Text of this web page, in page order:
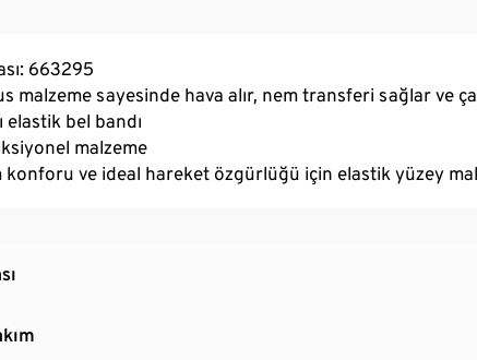
663295
malzeme sayesinde hava alır, nem transferi sağlar ve
elastik bel bandı
malzeme
konforu ve ideal hareket özgürlüğü için elastik yüzey